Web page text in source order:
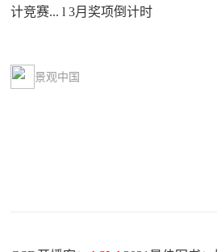
计竞赛... l 3月奖项倒计时
景观中国